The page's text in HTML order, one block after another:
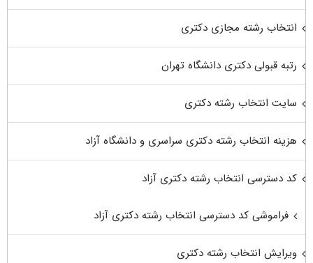
انتخاب رشته مجازی دکتری
رتبه قبولی دکتری دانشگاه تهران
سایت انتخاب رشته دکتری
هزینه انتخاب رشته دکتری سراسری و دانشگاه آزاد
کد دسترسی انتخاب رشته دکتری آزاد
فراموشی کد دسترسی انتخاب رشته دکتری آزاد
ویرایش انتخاب رشته دکتری